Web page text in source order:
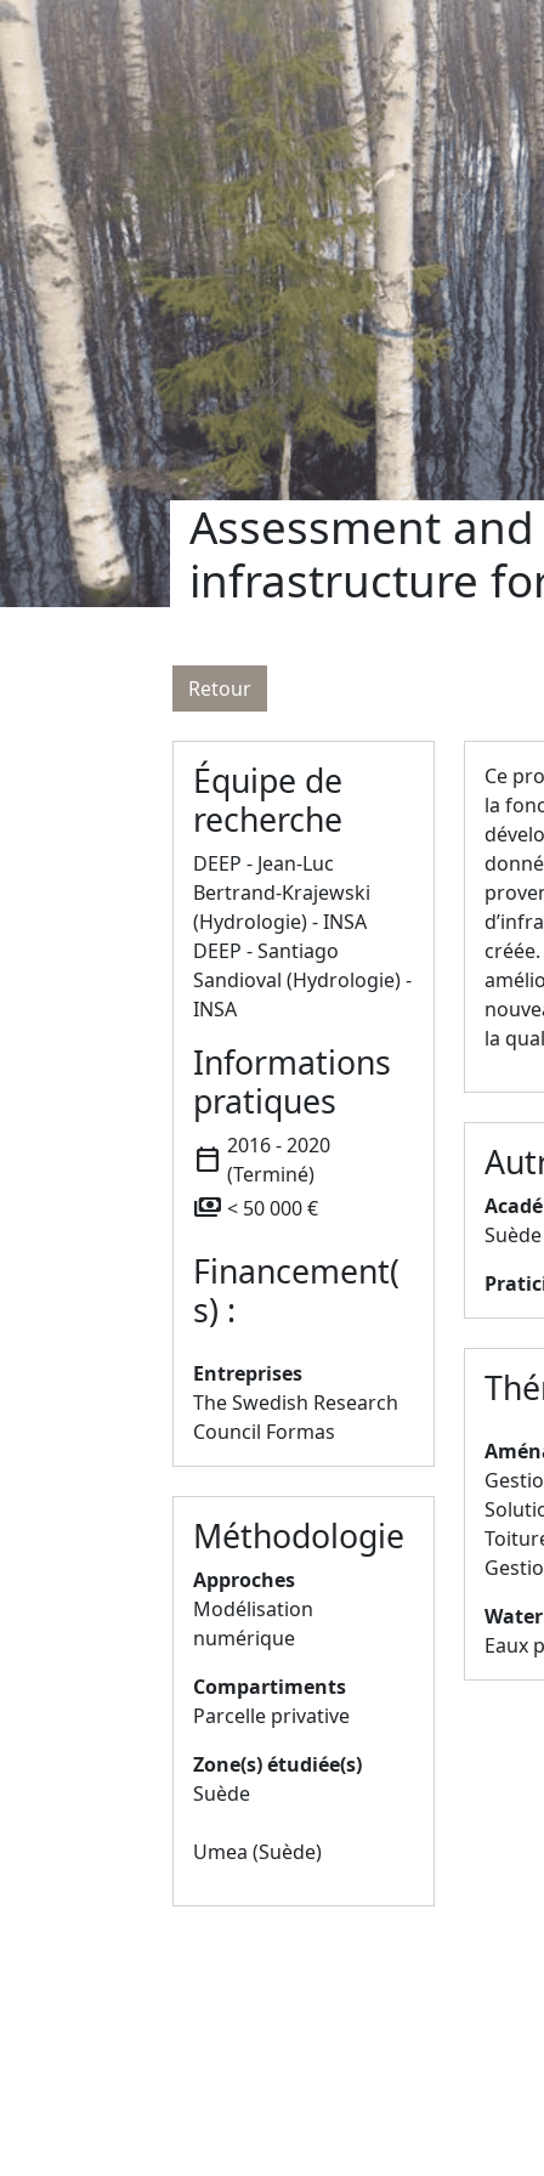
Assessment
infrastructure
Retour
Équipe de
recherche
DEEP - Jean-Luc
Bertrand-Krajewski
(Hydrologie) - INSA
DEEP - Santiago
Sandioval (Hydrologie) -
INSA
Informations
pratiques
calendar_today 2016 - 2020
(Terminé)
payments < 50 000 €
Financement(
s) :
Entreprises
The Swedish Research
Council Formas
Méthodologie
Approches
Modélisation
numérique
Compartiments
Parcelle privative
Zone(s) étudiée(s)
Suède
Umea (Suède)
Ce
la
la
Eaux